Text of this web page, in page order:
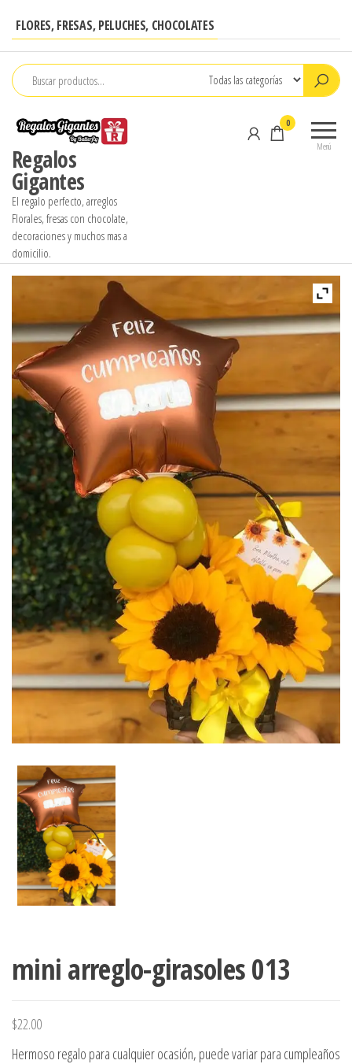
contenido
FLORES, FRESAS, PELUCHES, CHOCOLATES
Regalos
Gigantes
El regalo perfecto, arreglos
Florales, fresas con chocolate,
decoraciones y muchos mas a
domicilio.
Menú
0
mini arreglo-girasoles 013
$22.00
Hermoso regalo para cualquier ocasión, puede variar para cumpleaños